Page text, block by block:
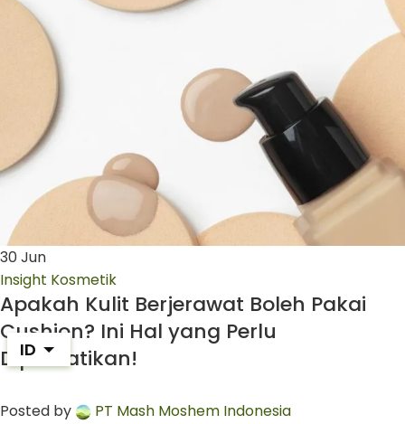
30Jun
Insight Kosmetik
Apakah Kulit Berjerawat Boleh Pakai
Cushion? Ini Hal yang Perlu
Diperhatikan!
Posted by
PT Mash Moshem Indonesia
ID